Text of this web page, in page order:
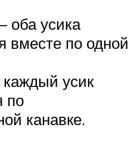
оба усика
вместе по одной
каждый усик
по
канавке.